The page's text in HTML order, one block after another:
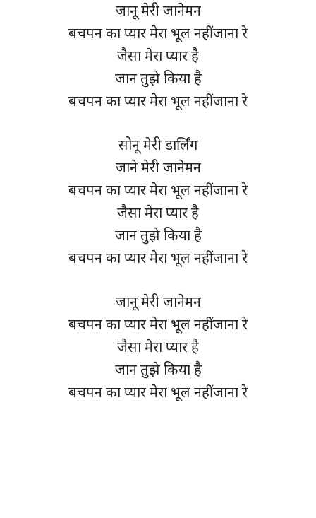
जानू मेरी जानेमन
बचपन का प्यार मेरा भूल नहीं जाना रे
जैसा मेरा प्यार है
जान तुझे किया है
बचपन का प्यार मेरा भूल नहीं जाना रे
सोनू मेरी डार्लिंग
जाने मेरी जानेमन
बचपन का प्यार मेरा भूल नहीं जाना रे
जैसा मेरा प्यार है
जान तुझे किया है
बचपन का प्यार मेरा भूल नहीं जाना रे
जानू मेरी जानेमन
बचपन का प्यार मेरा भूल नहीं जाना रे
जैसा मेरा प्यार है
जान तुझे किया है
बचपन का प्यार मेरा भूल नहीं जाना रे